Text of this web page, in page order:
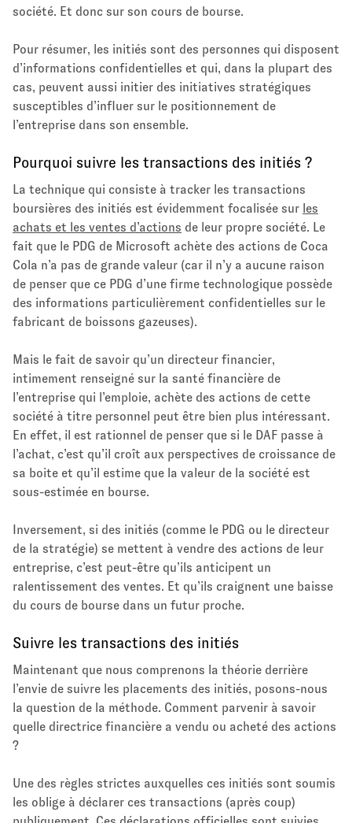
société. Et donc sur son cours de bourse.
Pour résumer, les initiés sont des personnes qui disposent
d’informations confidentielles et qui, dans la plupart des
cas, peuvent aussi initier des initiatives stratégiques
susceptibles d’influer sur le positionnement de
l’entreprise dans son ensemble.
Pourquoi suivre les transactions des initiés ?
La technique qui consiste à tracker les transactions
boursières des initiés est évidemment focalisée sur les
achats et les ventes d’actions de leur propre société. Le
fait que le PDG de Microsoft achète des actions de Coca
Cola n’a pas de grande valeur (car il n’y a aucune raison
de penser que ce PDG d’une firme technologique possède
des informations particulièrement confidentielles sur le
fabricant de boissons gazeuses).
Mais le fait de savoir qu’un directeur financier,
intimement renseigné sur la santé financière de
l’entreprise qui l’emploie, achète des actions de cette
société à titre personnel peut être bien plus intéressant.
En effet, il est rationnel de penser que si le DAF passe à
l’achat, c’est qu’il croît aux perspectives de croissance de
sa boite et qu’il estime que la valeur de la société est
sous-estimée en bourse.
Inversement, si des initiés (comme le PDG ou le directeur
de la stratégie) se mettent à vendre des actions de leur
entreprise, c’est peut-être qu’ils anticipent un
ralentissement des ventes. Et qu’ils craignent une baisse
du cours de bourse dans un futur proche.
Suivre les transactions des initiés
Maintenant que nous comprenons la théorie derrière
l’envie de suivre les placements des initiés, posons-nous
la question de la méthode. Comment parvenir à savoir
quelle directrice financière a vendu ou acheté des actions
?
Une des règles strictes auxquelles ces initiés sont soumis
les oblige à déclarer ces transactions (après coup)